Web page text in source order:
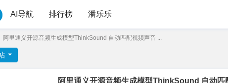
AI导航 排行榜 潘乐乐
阿里通义开源音频生成模型ThinkSound 自动匹配视频声音 ...
阿里通义开源音频生成模型ThinkSound 自动匹